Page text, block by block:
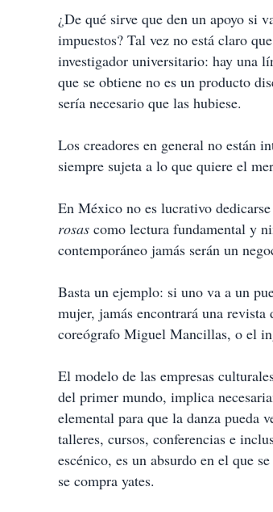
¿De qué sirve que den un apoyo si
impuestos? Tal vez no está claro
investigador universitario: hay una
que se obtiene no es un producto
sería necesario que las hubiese.
Los creadores en general no están
siempre sujeta a lo que quiere el
En México no es lucrativo
rosas como lectura fundamental y
contemporáneo jamás serán un
Basta un ejemplo: si uno va a un
mujer, jamás encontrará una
coreógrafo Miguel Mancillas, o el
El modelo de las empresas
del primer mundo, implica
elemental para que la danza pueda
talleres, cursos, conferencias e
escénico, es un absurdo en el que
se compra yates.